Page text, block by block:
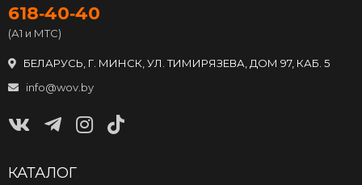
618‑40‑40
(А1 и МТС)
БЕЛАРУСЬ, Г. МИНСК, УЛ. ТИМИРЯЗЕВА, ДОМ 97, КАБ. 5
info@wov.by
КАТАЛОГ